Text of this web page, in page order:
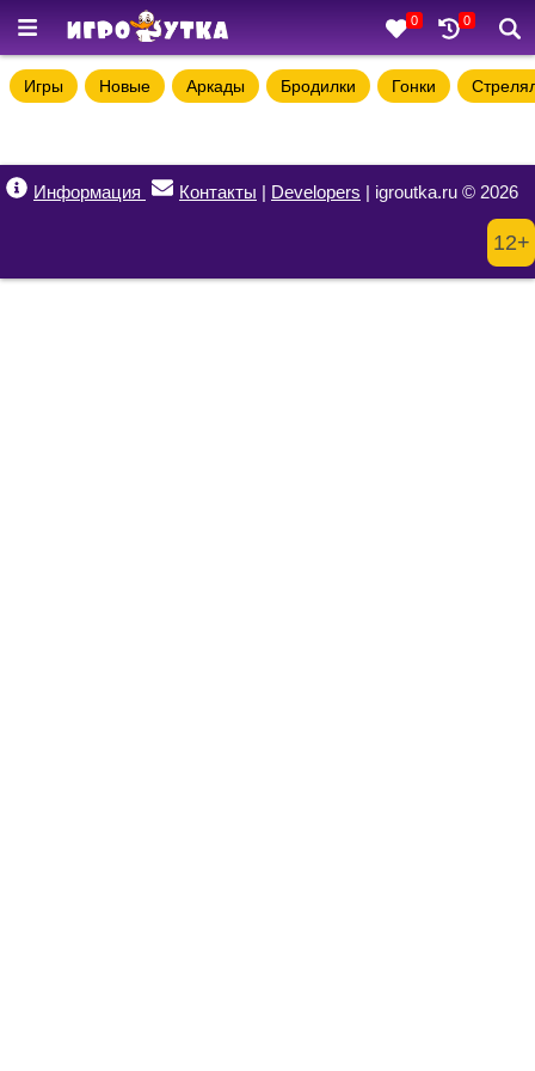
0 0
Игры Новые Аркады Бродилки Гонки
Информация Контакты | Developers | igroutka.ru © 2026
12+